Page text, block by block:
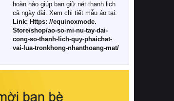
Khác với các dòng sản phẩm thông
thường, những bộ chăn ga gối đệm
cao cấp trải qua quy trình sản xuất
nghiêm ngặt từ khâu chọn lọc nguyên
liệu tự nhiên đến công nghệ dệt
nhuộm hiện đại không chứa hóa chất
này, bạn sẽ cảm nhận rõ rệt sự khác
hồi chuẩn xác của phần đệm nâng đỡ
hoàn hảo giúp bạn giữ nét thanh lịch
cả ngày dài. Xem chi tiết mẫu áo tại:
Link: Https: //equinoxmode.
Store/shop/ao-so-mi-nu-tay-dai-
cong-so-thanh-lich-quy-phaichat-
vai-lua-tronkhong-nhanthoang-mat/